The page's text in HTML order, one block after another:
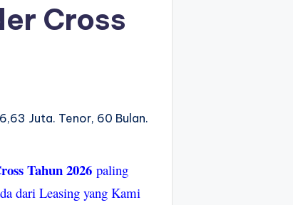
Cross
Juta. Tenor, 60 Bulan.
Tahun 2026 paling
dari Leasing yang Kami